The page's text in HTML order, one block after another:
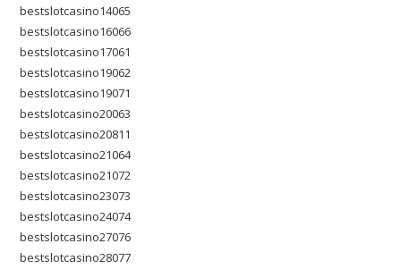
bestslotcasino14065
bestslotcasino16066
bestslotcasino17061
bestslotcasino19062
bestslotcasino19071
bestslotcasino20063
bestslotcasino20811
bestslotcasino21064
bestslotcasino21072
bestslotcasino23073
bestslotcasino24074
bestslotcasino27076
bestslotcasino28077